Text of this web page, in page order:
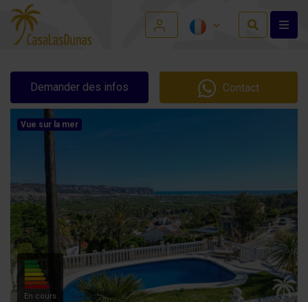
Demander des infos Contact
Vue sur la mer
En cours